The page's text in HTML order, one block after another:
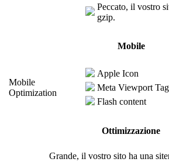
Peccato, il vostro
gzip.
Mobile
Mobile
Optimization
Apple Icon
Meta Viewport Tag
Flash content
Ottimizzazione
Grande, il vostro sito ha una